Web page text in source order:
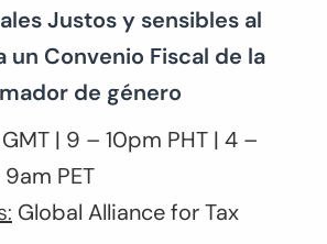
Justos y sensibles al
un Convenio Fiscal de la
de género
| 9 – 10pm PHT | 4 –
PET
Global Alliance for Tax